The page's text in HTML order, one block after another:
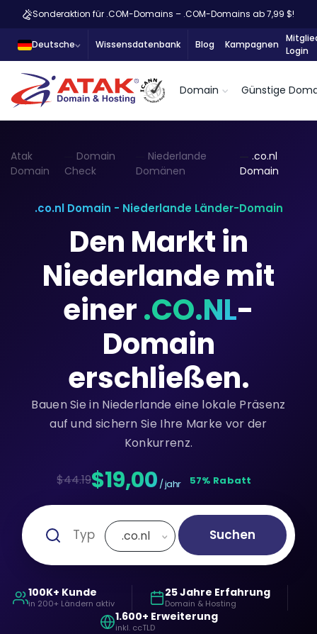
Sonderaktion für .COM-Domains – .COM-Domains ab 7,99 $!
Deutsche Wissensdatenbank Blog Kampagnen
Login
Domain Günstige
Atak
Domain
Domain
Check
Niederlande
Domänen
.co.nl
Domain
.co.nl Domain - Niederlande Länder-Domain
Den Markt in
Niederlande mit
einer.CO.NL-
Domain
erschließen.
Bauen Sie in Niederlande eine lokale Präsenz
auf und sichern Sie Ihre Marke vor der
Konkurrenz.
$44.19$19,00 / jahr 57% Rabatt
.co.nl Suchen
100K+ Kunde
in 200+ Ländern aktiv
25 Jahre Erfahrung
Domain & Hosting
1.600+ Erweiterung
inkl. ccTLD